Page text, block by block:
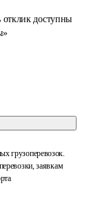
доступны
грузоперевозок.
заявкам